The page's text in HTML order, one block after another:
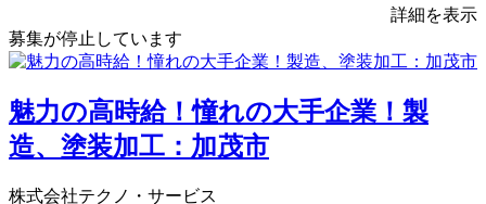
詳細を表示
募集が停止しています
魅力の高時給！憧れの大手企業！製
造、塗装加工：加茂市
株式会社テクノ・サービス